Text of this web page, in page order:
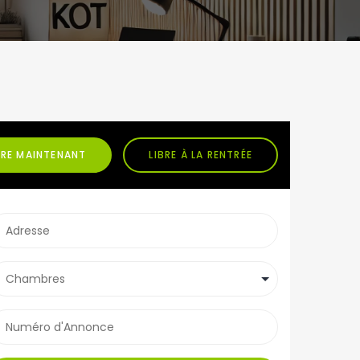
MAINTENANT LIBRE À LA RENTRÉE